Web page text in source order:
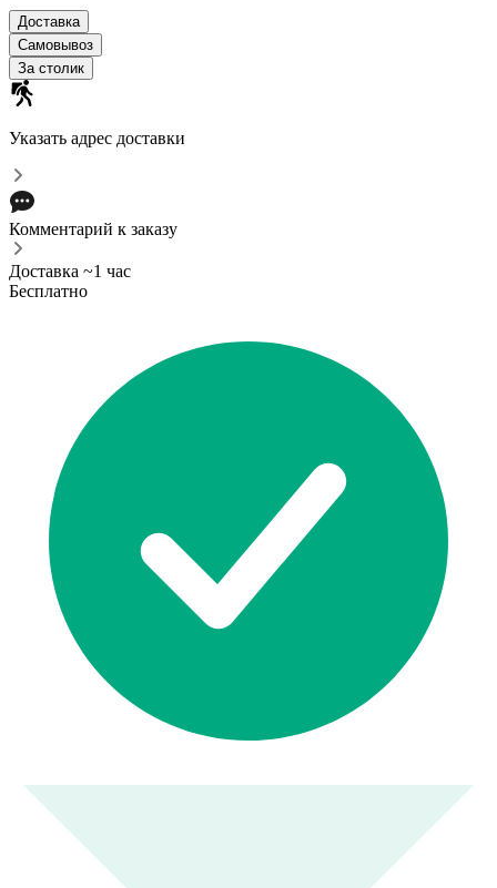
Доставка
Самовывоз
За столик
Указать адрес доставки
Комментарий к заказу
Доставка ~1 час
Бесплатно